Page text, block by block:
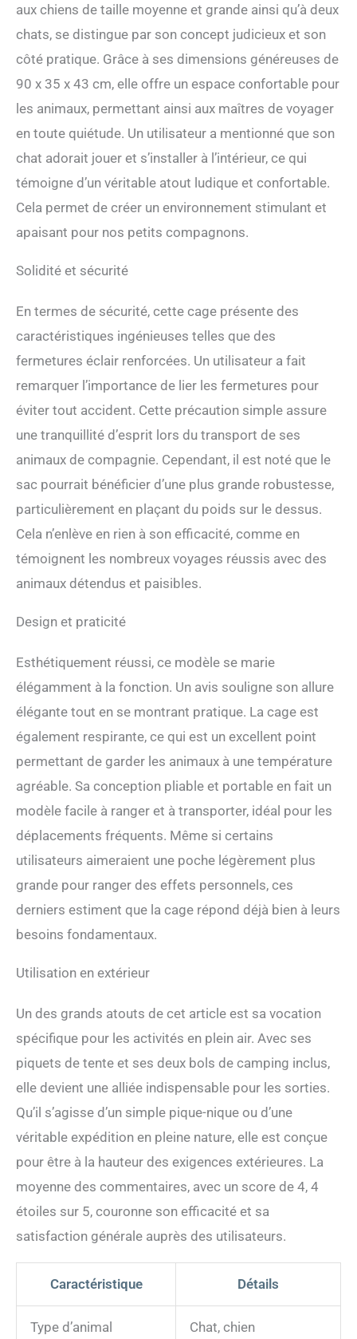
ranger une fois plié, peut toujours être utilisé
rembourrée et antidérapante réglable. Aéré et
lavable : ① Le sac de transport pour chien de
grande taille dispose d'une fenêtre en maille
respirante et anti-rayures sur les 4 côtés ; ② Tapis
lavable avec un panneau dur pour tenir debout à
l'intérieur ; ③ Les cages pour chien plus stables
ajoutent une feuille de plastique renforcée sur le
dessus et utilisent un matériau en acier plus solide
sur le cadre, ce qui peut empêcher la forme de
s'effondrer ; ④ 2 hamacs réglables pour chats.
Nombreuses utilisations : ① Grande niche pour
chiens de taille moyenne ou 2 petits chiens/chats
pour dormir ou jouer dans la maison ; ② Sac de
la boucle à l'arrière sécurise le sac à la ceinture de
animal de compagnie pour le camping, le pique-
qualité : wakytu offre un service de garantie de 3
ans, les problèmes de qualité sous 3 ans peuvent
être remplacés par de nouveaux modèles gratuits.
Donc, si vous rencontrez des problèmes avec
votre produit, n'hésitez pas à nous contacter par
e-mail et nous vous répondrons dès que possible
dans les 24 heures.
aux chiens de taille moyenne et grande ainsi qu’à deux
chats, se distingue par son concept judicieux et son
côté pratique. Grâce à ses dimensions généreuses de
90 x 35 x 43 cm, elle offre un espace confortable pour
les animaux, permettant ainsi aux maîtres de voyager
en toute quiétude. Un utilisateur a mentionné que son
chat adorait jouer et s’installer à l’intérieur, ce qui
témoigne d’un véritable atout ludique et confortable.
Cela permet de créer un environnement stimulant et
apaisant pour nos petits compagnons.
Solidité et sécurité
En termes de sécurité, cette cage présente des
caractéristiques ingénieuses telles que des
fermetures éclair renforcées. Un utilisateur a fait
remarquer l’importance de lier les fermetures pour
éviter tout accident. Cette précaution simple assure
une tranquillité d’esprit lors du transport de ses
animaux de compagnie. Cependant, il est noté que le
sac pourrait bénéficier d’une plus grande robustesse,
particulièrement en plaçant du poids sur le dessus.
Cela n’enlève en rien à son efficacité, comme en
témoignent les nombreux voyages réussis avec des
animaux détendus et paisibles.
Design et praticité
Esthétiquement réussi, ce modèle se marie
élégamment à la fonction. Un avis souligne son allure
élégante tout en se montrant pratique. La cage est
également respirante, ce qui est un excellent point
permettant de garder les animaux à une température
agréable. Sa conception pliable et portable en fait un
modèle facile à ranger et à transporter, idéal pour les
déplacements fréquents. Même si certains
utilisateurs aimeraient une poche légèrement plus
grande pour ranger des effets personnels, ces
derniers estiment que la cage répond déjà bien à leurs
besoins fondamentaux.
Utilisation en extérieur
Un des grands atouts de cet article est sa vocation
spécifique pour les activités en plein air. Avec ses
piquets de tente et ses deux bols de camping inclus,
elle devient une alliée indispensable pour les sorties.
Qu’il s’agisse d’un simple pique-nique ou d’une
véritable expédition en pleine nature, elle est conçue
pour être à la hauteur des exigences extérieures. La
moyenne des commentaires, avec un score de 4, 4
étoiles sur 5, couronne son efficacité et sa
satisfaction générale auprès des utilisateurs.
Caractéristique Détails
Type d’animal Chat, chien